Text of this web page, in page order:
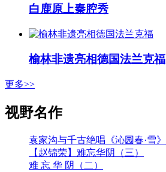
白鹿原上秦腔秀
榆林非遗亮相德国法兰克福
更多>>
视野名作
袁家沟与千古绝唱《沁园春·雪》
【赵锦荣】难忘华阴（三）
难 忘 华 阴（二）